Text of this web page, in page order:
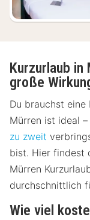
Kurzurlaub
große
Du brauchst eine
Mürren ist ideal
zu zweit
bist. Hier findest
Mürren
durchschnittlich
Wie viel